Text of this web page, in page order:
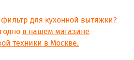
фильтр для кухонной вытяжки?
в нашем магазине
техники в Москве.